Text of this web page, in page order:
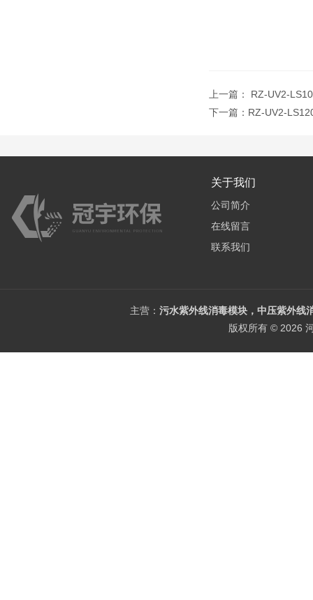
上一篇： RZ-UV2-
下一篇： RZ-UV2-
关于我们
公司简介
在线留言
联系我们
主营： 污水紫外线消毒模块，中压紫外线
版权所有 © 2026